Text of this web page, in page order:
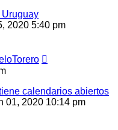
2020 5:40 pm
calendarios abiertos
01, 2020 10:14 pm